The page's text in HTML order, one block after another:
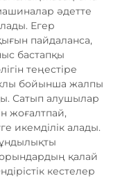
әдетте
Егер
пайдаланса,
бастапқы
теңестіре
бойынша жалпы
Сатып алушылар
жоғалтпай,
икемділік алады.
қалай
кестелер